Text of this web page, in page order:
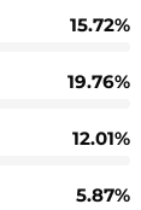
15.72%
19.76%
12.01%
5.87%